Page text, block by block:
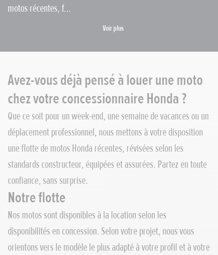
motos récentes, f...
Voir plus
Avez-vous déjà pensé à louer une moto
chez votre concessionnaire Honda ?
Que ce soit pour un week-end, une semaine de vacances ou un
déplacement professionnel, nous mettons à votre disposition
une flotte de motos Honda récentes, révisées selon les
standards constructeur, équipées et assurées. Partez en toute
confiance, sans surprise.
Notre flotte
Nos motos sont disponibles à la location selon les
disponibilités en concession. Selon votre projet, nous vous
orientons vers le modèle le plus adapté à votre profil et à votre